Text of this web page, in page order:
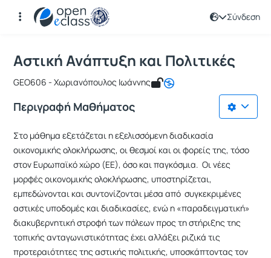
Σύνδεση
Αρχική Σελίδα
Μάθημα : Αστική Ανάπτυξη και
Κωδικός : GEO357
Αστική Ανάπτυξη και Πολιτικές
GEO606 - Χωριανόπουλος Iωάννης
Περιγραφή Μαθήματος
Στο μάθημα εξετάζεται η εξελισσόμενη διαδικασία
οικονομικής ολοκλήρωσης, οι θεσμοί και οι φορείς της, τόσο
στον Ευρωπαϊκό χώρο (ΕΕ), όσο και παγκόσμια. Οι νέες
μορφές οικονομικής ολοκλήρωσης, υποστηρίζεται,
εμπεδώνονται και συντονίζονται μέσα από συγκεκριμένες
αστικές υποδομές και διαδικασίες, ενώ η «παραδειγματική»
διακυβερνητική στροφή των πόλεων προς τη στήριξης της
τοπικής ανταγωνιστικότητας έχει αλλάξει ριζικά τις
προτεραιότητες της αστικής πολιτικής, υποσκάπτοντας τον